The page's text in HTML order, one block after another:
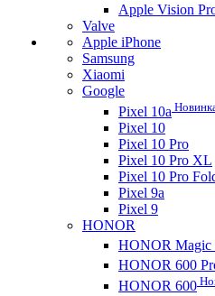
Apple Vision
Valve
Apple iPhone
Samsung
Xiaomi
Google
Pixel 10a
Pixel 10
Pixel 10 Pro
Pixel 10 Pro XL
Pixel 10 Pro
Pixel 9a
Pixel 9
HONOR
HONOR Magic
HONOR 600
HONOR 600